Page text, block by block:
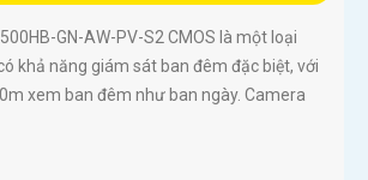
GN-AW-PV-S2 CMOS là một loại
khả năng giám sát ban đêm đặc biệt, với
xem ban đêm như ban ngày. Camera